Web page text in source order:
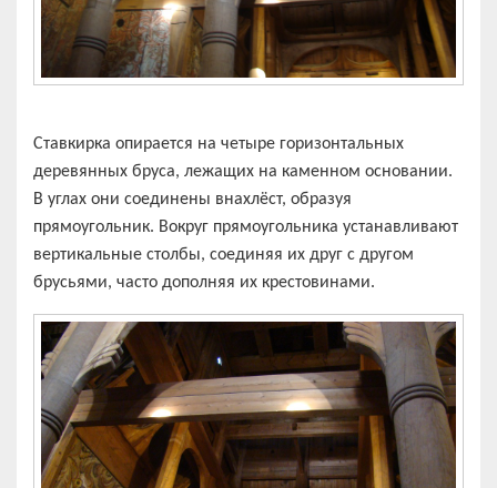
Ставкирка опирается на четыре горизонтальных
деревянных бруса, лежащих на каменном основании.
В углах они соединены внахлёст, образуя
прямоугольник. Вокруг прямоугольника устанавливают
вертикальные столбы, соединяя их друг с другом
брусьями, часто дополняя их крестовинами.